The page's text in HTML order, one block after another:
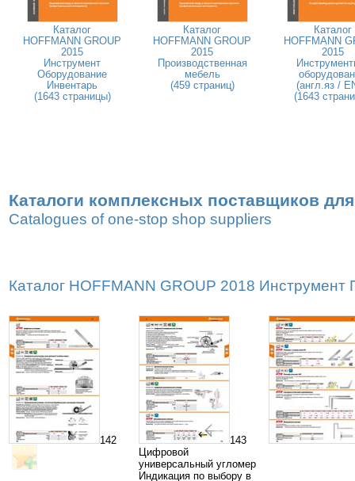
Каталог
HOFFMANN GROUP
2015
Инструмент
Оборудование
Инвентарь
(1643 страницы)
Каталог
HOFFMANN GROUP
2015
Производственная
мебель
(459 страниц)
Каталог
HOFFMANN
2015
(англ.яз /
(1643
Каталоги комплексных поставщиков
Catalogues of one-stop shop suppliers
Каталог HOFFMANN GROUP 2018
142
143
Цифровой
универсальный угломер
Индикация по выбору в